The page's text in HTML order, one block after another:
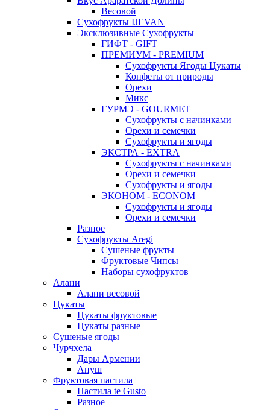
Весовой
Сухофрукты IJEVAN
Эксклюзивные Сухофрукты
ГИФТ - GIFT
ПРЕМИУМ - PREMIUM
Сухофрукты Ягоды Цукаты
Конфеты от природы
Орехи
Микс
ГУРМЭ - GOURMET
Сухофрукты с начинками
Орехи и семечки
Сухофрукты и ягоды
ЭКСТРА - EXTRA
Сухофрукты с начинками
Орехи и семечки
Сухофрукты и ягоды
ЭКОНОМ - ECONOM
Сухофрукты и ягоды
Орехи и семечки
Разное
Сухофрукты Aregi
Сушеные фрукты
Фруктовые Чипсы
Наборы сухофруктов
Алани
Алани весовой
Цукаты
Цукаты фруктовые
Цукаты разные
Сушеные ягоды
Чурчхела
Дары Армении
Ануш
Фруктовая пастила
Пастила te Gusto
Разное